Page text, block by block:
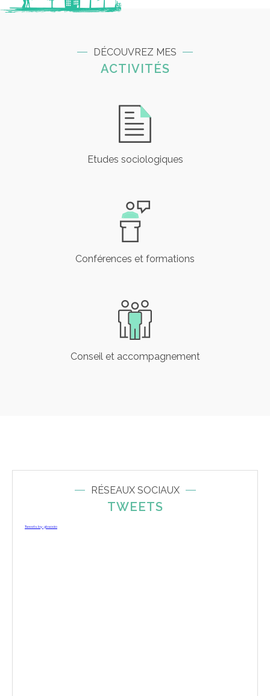
DÉCOUVREZ MES
ACTIVITÉS
Etudes sociologiques
Conférences et formations
Conseil et accompagnement
RÉSEAUX SOCIAUX
TWEETS
Tweets by gbsocio